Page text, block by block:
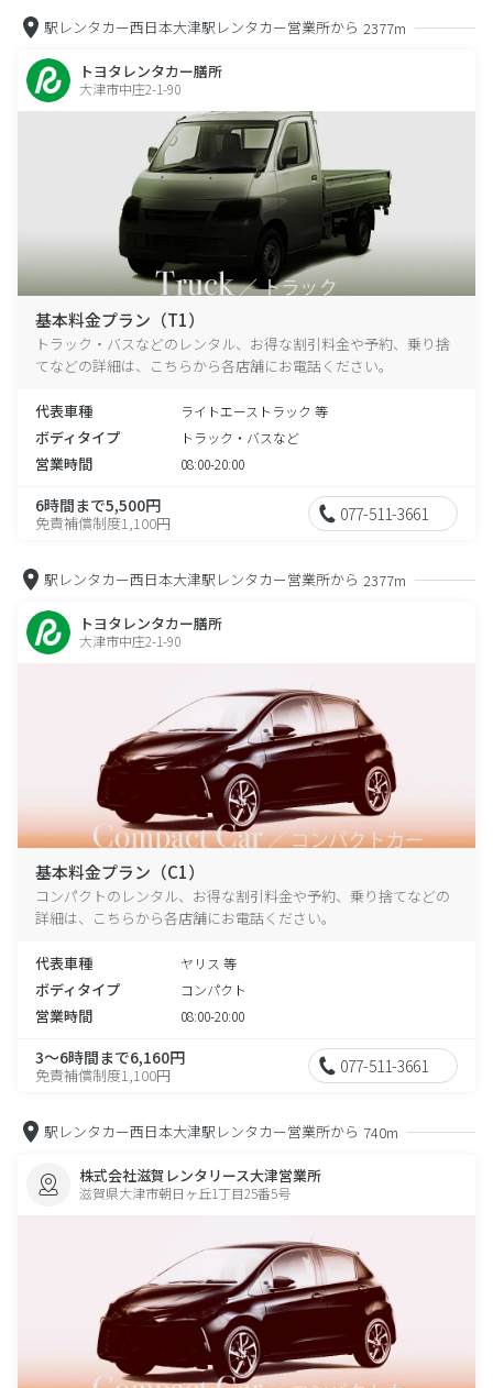
駅レンタカー西日本大津駅レンタカー営業所から 2377m
トヨタレンタカー膳所
大津市中庄2-1-90
基本料金プラン（T1）
トラック・バスなどのレンタル、お得な割引料金や予約、乗り捨
てなどの詳細は、こちらから各店舗にお電話ください。
代表車種 ライトエーストラック 等
ボディタイプ トラック・バスなど
営業時間 08:00-20:00
6時間まで5,500円
免責補償制度1,100円 077-511-3661
駅レンタカー西日本大津駅レンタカー営業所から 2377m
トヨタレンタカー膳所
大津市中庄2-1-90
基本料金プラン（C1）
コンパクトのレンタル、お得な割引料金や予約、乗り捨てなどの
詳細は、こちらから各店舗にお電話ください。
代表車種 ヤリス 等
ボディタイプ コンパクト
営業時間 08:00-20:00
3～6時間まで6,160円
免責補償制度1,100円 077-511-3661
駅レンタカー西日本大津駅レンタカー営業所から 740m
株式会社滋賀レンタリース大津営業所
滋賀県大津市朝日ヶ丘1丁目25番5号